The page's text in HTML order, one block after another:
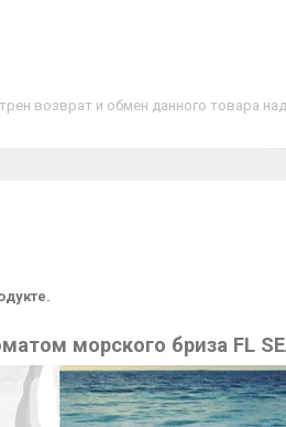
возврат и обмен данного товара
морского бриза FL